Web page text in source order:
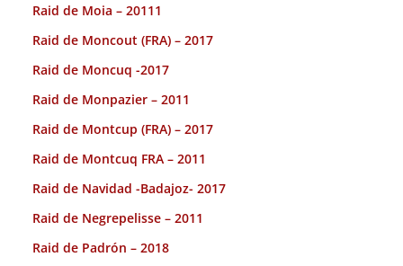
Raid de Moia – 20111
Raid de Moncout (FRA) – 2017
Raid de Moncuq -2017
Raid de Monpazier – 2011
Raid de Montcup (FRA) – 2017
Raid de Montcuq FRA – 2011
Raid de Navidad -Badajoz- 2017
Raid de Negrepelisse – 2011
Raid de Padrón – 2018